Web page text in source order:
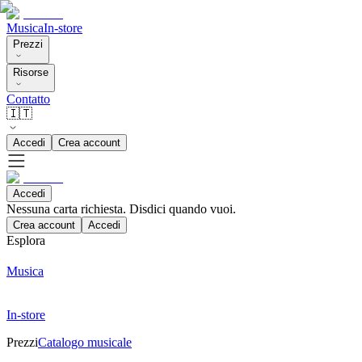
MusicaIn-store
Prezzi
Risorse
Contatto
🇮🇹
Accedi Crea account
Accedi
Nessuna carta richiesta. Disdici quando vuoi.
Crea account Accedi
Esplora
Musica
In-store
PrezziCatalogo musicale